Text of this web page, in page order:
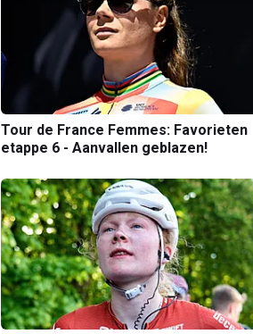
Tour de France Femmes: Favorieten
etappe 6 - Aanvallen geblazen!